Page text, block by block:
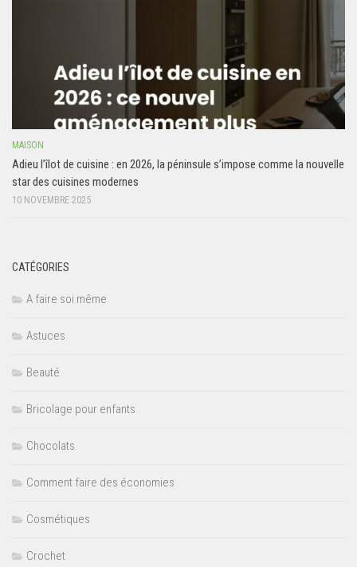
MAISON
Adieu l’îlot de cuisine : en 2026, la péninsule s’impose comme la nouvelle
star des cuisines modernes
10 NOVEMBRE 2025
CATÉGORIES
A faire soi même
Astuces
Beauté
Bricolage pour enfants
Chocolats
Comment faire des économies
Cosmétiques
Crochet